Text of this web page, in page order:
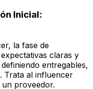
Inicial:
la fase de
claras y
entregables,
Trata al influencer
proveedor.